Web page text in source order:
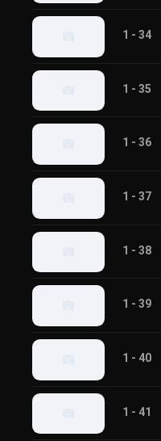
1 - 34
1 - 35
1 - 36
1 - 37
1 - 38
1 - 39
1 - 40
1 - 41